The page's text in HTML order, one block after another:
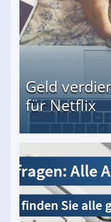
Geld
für Netflix